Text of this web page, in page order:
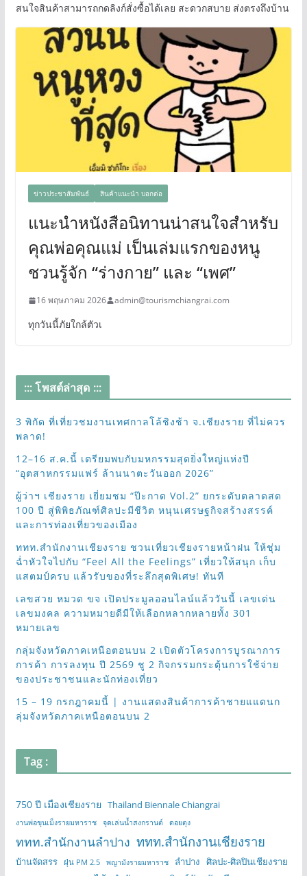
สนใจสินค้าสามารถกดลิงก์สั่งซื้อได้เลย สะดวกสบาย ส่งตรงถึงบ้าน
ข่าวประชาสัมพันธ์ สินค้าแนะนำ บอกต่อ
แนะนำหนังสือนิทานน่าสนใจสำหรับ
คุณพ่อคุณแม่ เป็นเล่มแรกของหนู
ชวนรู้จัก “ร่างกาย” และ “เพศ”
16 พฤษภาคม 2026 admin@tourismchiangrai.com
ทุกวันนี้ภัยใกล้ตัวเ
::: โพสต์ล่าสุด :::
3 พิกัด ที่เที่ยวชมงานเทศกาลโล้ชิงช้า จ.เชียงราย ที่ไม่ควร
พลาด!
12–16 ส.ค.นี้ เตรียมพบกับมหกรรมสุดยิ่งใหญ่แห่งปี
“อุตสาหกรรมแฟร์ ล้านนาตะวันออก 2026”
ผู้ว่าฯ เชียงราย เยี่ยมชม “ป๊ะกาด Vol.2” ยกระดับตลาดสด
100 ปี สู่พิพิธภัณฑ์ศิลปะมีชีวิต หนุนเศรษฐกิจสร้างสรรค์
และการท่องเที่ยวของเมือง
ททท.สำนักงานเชียงราย ชวนเที่ยวเชียงรายหน้าฝน ให้ชุ่ม
ฉ่ำหัวใจไปกับ “Feel All the Feelings” เที่ยวให้สนุก เก็บ
แสตมป์ครบ แล้วรับของที่ระลึกสุดพิเศษ! ทันที
เลขสวย หมวด ขจ เปิดประมูลออนไลน์แล้ววันนี้ เลขเด่น
เลขมงคล ความหมายดีมีให้เลือกหลากหลายทั้ง 301
หมายเลข
กลุ่มจังหวัดภาคเหนือตอนบน 2 เปิดตัวโครงการบูรณาการ
การค้า การลงทุน ปี 2569 ชู 2 กิจกรรมกระตุ้นการใช้จ่าย
ของประชาชนและนักท่องเที่ยว
15 – 19 กรกฎาคมนี้ | งานแสดงสินค้าการค้าชายแแดนก
ลุ่มจังหวัดภาคเหนือตอนบน 2
Tag :
750 ปี เมืองเชียงราย Thailand Biennale Chiangrai
งานพ่อขุนเม็งรายมหาราช จุดเล่นน้ำสงกรานต์ ดอยตุง
ททท.สำนักงานลำปาง ททท.สำนักงานเชียงราย
บ้านจัดสรร ฝุ่น PM 2.5 พญามังรายมหาราช ลำปาง ศิลปะ-ศิลปินเชียงราย